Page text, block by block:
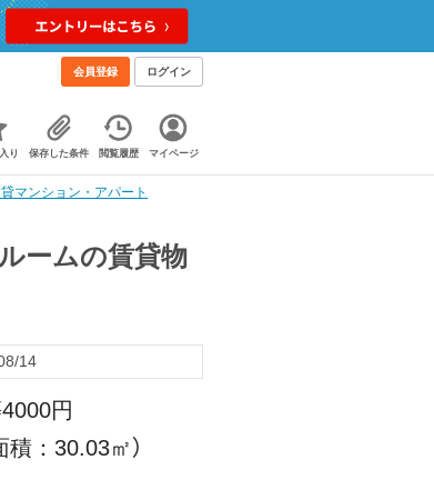
会員登録 ログイン
り 保存した条件 閲覧履歴 マイページ
マンション・アパート
ームの賃貸物
14
円
積：30.03㎡）